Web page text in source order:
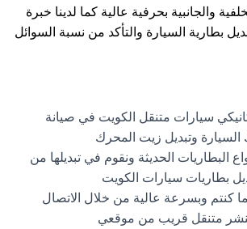
والجانبية بحرفية عالية كما لدينا خبرة
بطارية السيارة والتأكد من نسبة السوائل
سيارات متنقل الكويت في صيانة
وتبديل زيت المحرك
البطاريات الحديثة ونقوم في تبديلها من
بطاريات سيارات الكويت
كنتم وبسرعة عالية من خلال الاتصال
متنقل قريب من موقعي